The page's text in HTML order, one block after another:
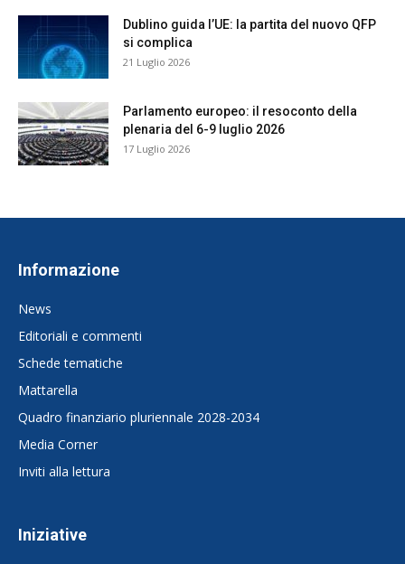
Dublino guida l’UE: la partita del nuovo QFP
si complica
21 Luglio 2026
Parlamento europeo: il resoconto della
plenaria del 6-9 luglio 2026
17 Luglio 2026
Informazione
News
Editoriali e commenti
Schede tematiche
Mattarella
Quadro finanziario pluriennale 2028-2034
Media Corner
Inviti alla lettura
Iniziative